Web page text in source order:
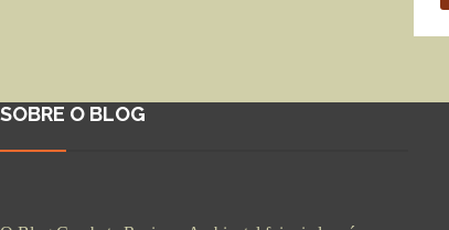
SOBRE O BLOG